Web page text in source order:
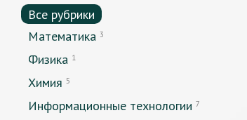
Все рубрики
Математика 3
Физика 1
Химия 5
Информационные технологии 7